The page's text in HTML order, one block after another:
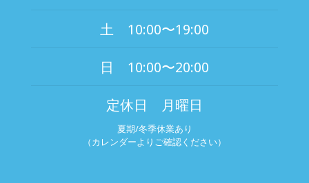
土 10:00〜19:00
日 10:00〜20:00
定休日 月曜日
夏期/冬季休業あり
（カレンダーよりご確認ください）